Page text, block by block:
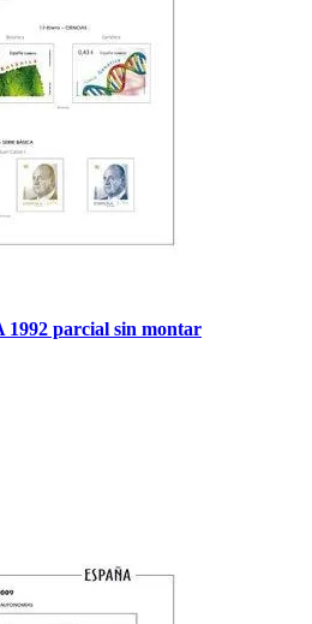
parcial sin montar